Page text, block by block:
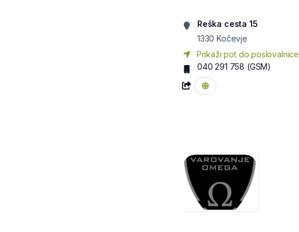
Reška cesta 15
1330 Kočevje
Prikaži pot do poslovalnice
040 291 758 (GSM)